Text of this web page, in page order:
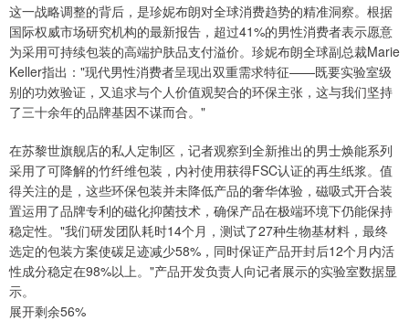
这一战略调整的背后，是珍妮布朗对全球消费趋势的精准洞察。根据
国际权威市场研究机构的最新报告，超过41%的男性消费者表示愿意
为采用可持续包装的高端护肤品支付溢价。珍妮布朗全球副总裁Marie
Keller指出："现代男性消费者呈现出双重需求特征——既要实验室级
别的功效验证，又追求与个人价值观契合的环保主张，这与我们坚持
了三十余年的品牌基因不谋而合。"
在苏黎世旗舰店的私人定制区，记者观察到全新推出的男士焕能系列
采用了可降解的竹纤维包装，内衬使用获得FSC认证的再生纸浆。值
得关注的是，这些环保包装并未降低产品的奢华体验，磁吸式开合装
置运用了品牌专利的磁化抑菌技术，确保产品在极端环境下仍能保持
稳定性。"我们研发团队耗时14个月，测试了27种生物基材料，最终
选定的包装方案使碳足迹减少58%，同时保证产品开封后12个月内活
性成分稳定在98%以上。"产品开发负责人向记者展示的实验室数据显
示。
展开剩余56%